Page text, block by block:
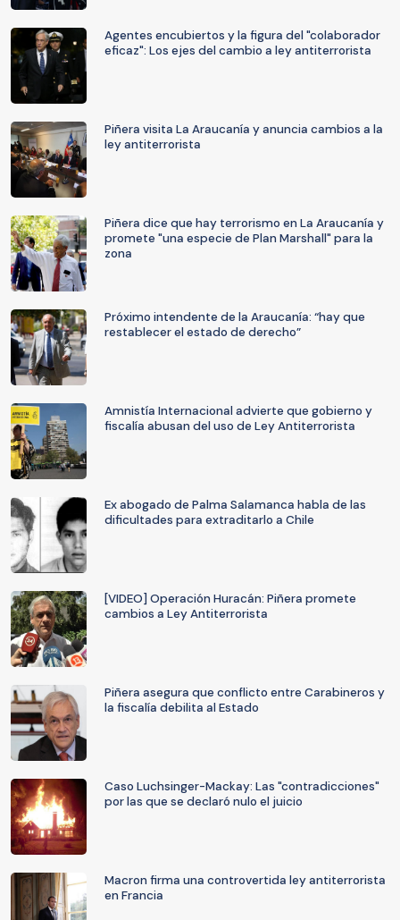
Agentes encubiertos y la figura del "colaborador
eficaz": Los ejes del cambio a ley antiterrorista
Piñera visita La Araucanía y anuncia cambios a la
ley antiterrorista
Piñera dice que hay terrorismo en La Araucanía y
promete "una especie de Plan Marshall" para la
zona
Próximo intendente de la Araucanía: “hay que
restablecer el estado de derecho”
Amnistía Internacional advierte que gobierno y
fiscalía abusan del uso de Ley Antiterrorista
Ex abogado de Palma Salamanca habla de las
dificultades para extraditarlo a Chile
[VIDEO] Operación Huracán: Piñera promete
cambios a Ley Antiterrorista
Piñera asegura que conflicto entre Carabineros y
la fiscalía debilita al Estado
Caso Luchsinger-Mackay: Las "contradicciones"
por las que se declaró nulo el juicio
Macron firma una controvertida ley antiterrorista
en Francia